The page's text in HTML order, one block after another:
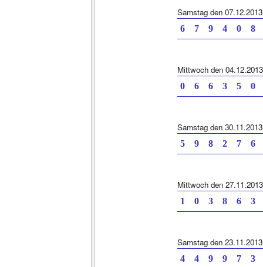
Samstag den 07.12.2013
6 7 9 4 0 8
Mittwoch den 04.12.2013
0 6 6 3 5 0
Samstag den 30.11.2013
5 9 8 2 7 6
Mittwoch den 27.11.2013
1 0 3 8 6 3
Samstag den 23.11.2013
4 4 9 9 7 3